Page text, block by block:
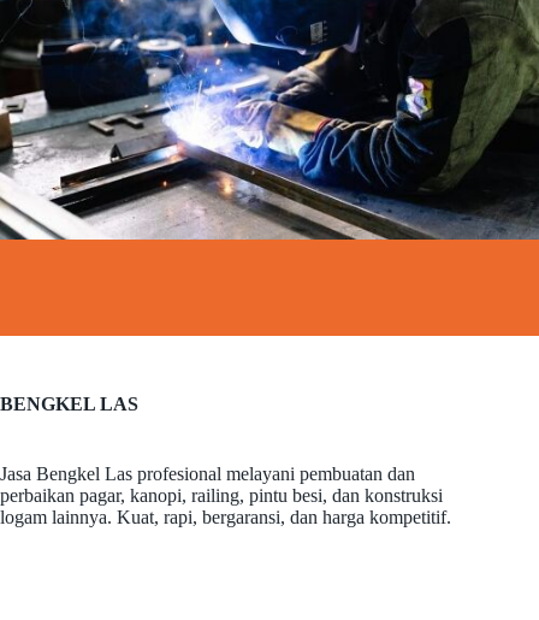
BENGKEL LAS
Jasa Bengkel Las profesional melayani pembuatan dan
perbaikan pagar, kanopi, railing, pintu besi, dan konstruksi
logam lainnya. Kuat, rapi, bergaransi, dan harga kompetitif.